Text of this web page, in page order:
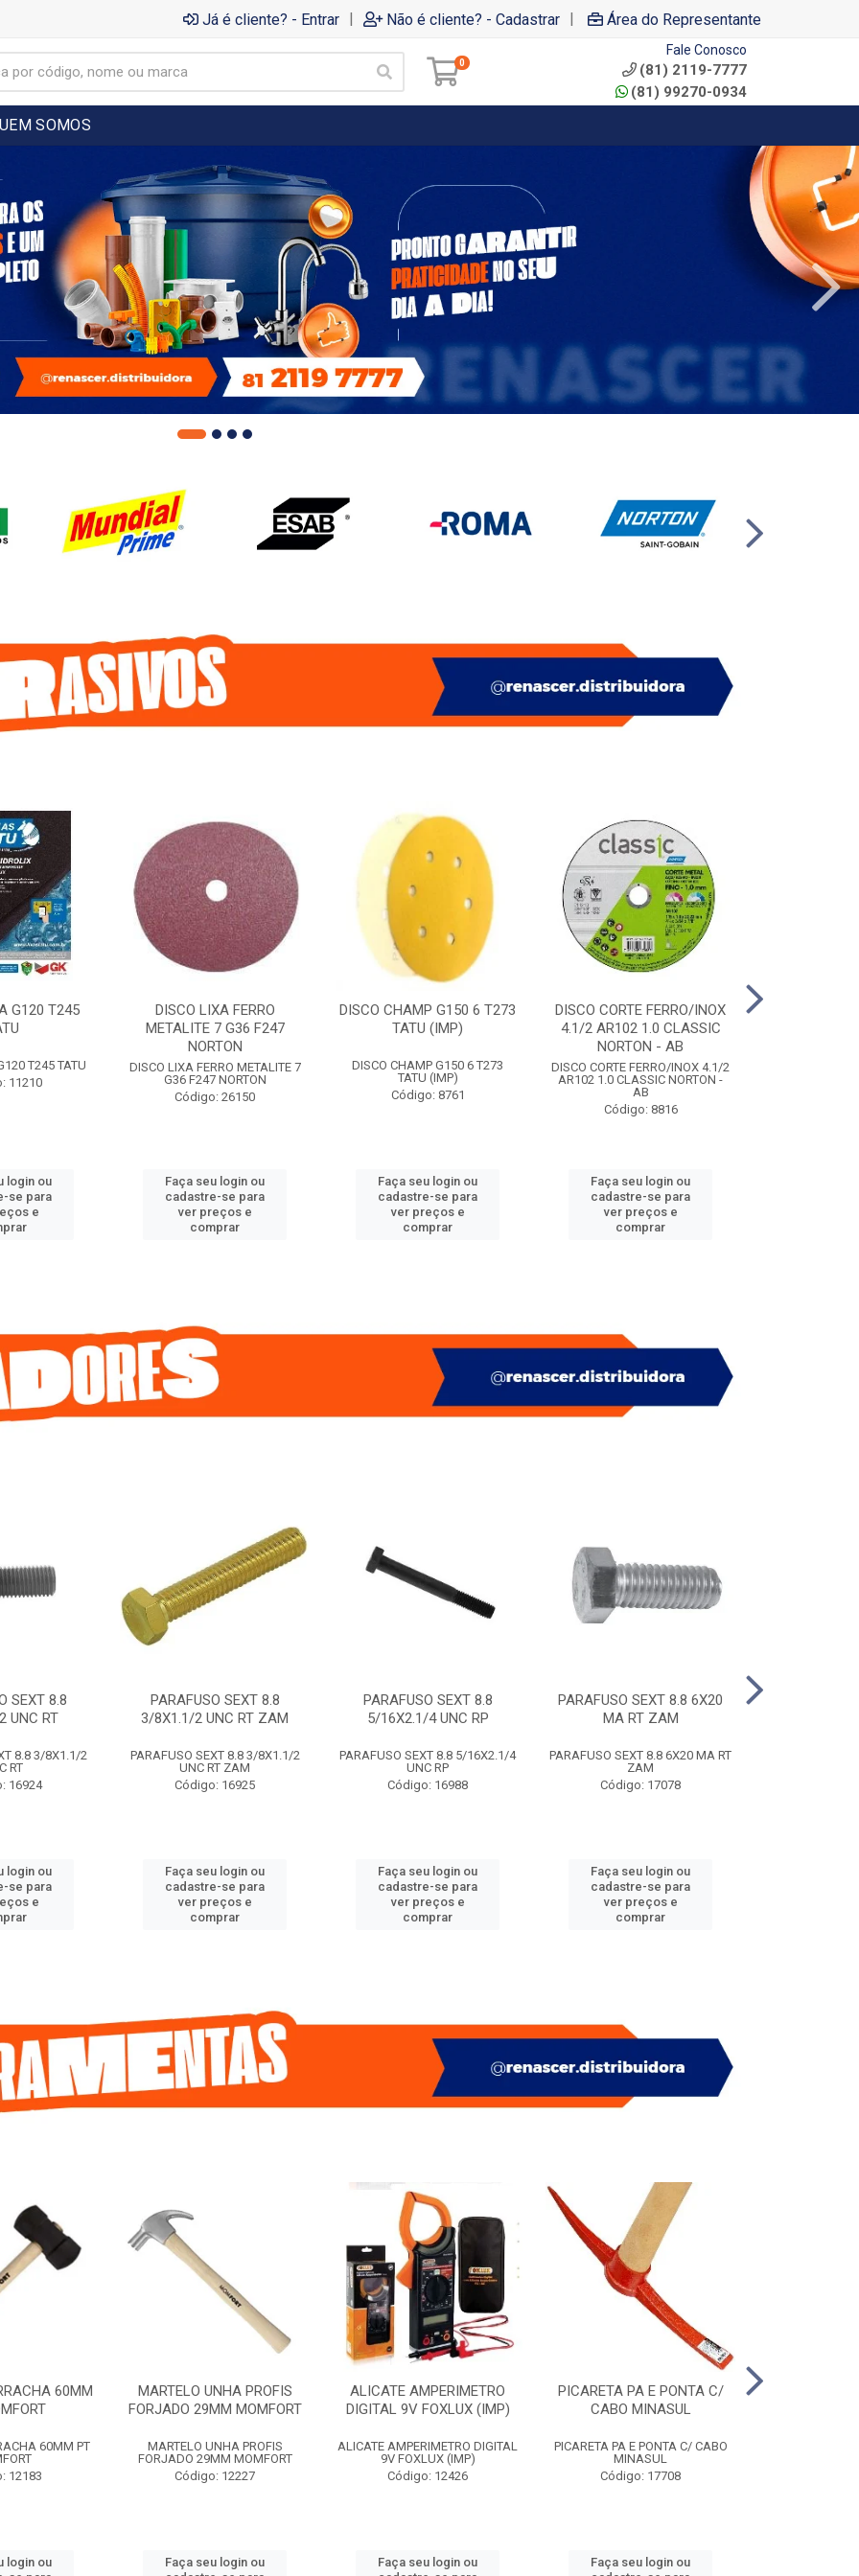
Já é cliente? - Entrar | Não é cliente? - Cadastrar | Área do Representante
0
Fale Conosco
(81) 2119-7777
(81) 99270-0934
SOMOS
G120 T245
T245 TATU
11210
login ou
se para
e
DISCO LIXA FERRO
METALITE 7 G36 F247
NORTON
DISCO LIXA FERRO METALITE 7
G36 F247 NORTON
Código: 26150
Faça seu login ou
cadastre-se para
ver preços e
comprar
DISCO CHAMP G150 6 T273
TATU (IMP)
DISCO CHAMP G150 6 T273
TATU (IMP)
Código: 8761
Faça seu login ou
cadastre-se para
ver preços e
comprar
DISCO CORTE FERRO/INOX
4.1/2 AR102 1.0 CLASSIC
NORTON - AB
DISCO CORTE FERRO/INOX 4.1/2
AR102 1.0 CLASSIC NORTON -
AB
Código: 8816
Faça seu login ou
cadastre-se para
ver preços e
comprar
SEXT 8.8
UNC RT
8.8 3/8X1.1/2
RT
16924
login ou
se para
e
PARAFUSO SEXT 8.8
3/8X1.1/2 UNC RT ZAM
PARAFUSO SEXT 8.8 3/8X1.1/2
UNC RT ZAM
Código: 16925
Faça seu login ou
cadastre-se para
ver preços e
comprar
PARAFUSO SEXT 8.8
5/16X2.1/4 UNC RP
PARAFUSO SEXT 8.8 5/16X2.1/4
UNC RP
Código: 16988
Faça seu login ou
cadastre-se para
ver preços e
comprar
PARAFUSO SEXT 8.8 6X20
MA RT ZAM
PARAFUSO SEXT 8.8 6X20 MA RT
ZAM
Código: 17078
Faça seu login ou
cadastre-se para
ver preços e
comprar
60MM
60MM PT
12183
login ou
MARTELO UNHA PROFIS
FORJADO 29MM MOMFORT
MARTELO UNHA PROFIS
FORJADO 29MM MOMFORT
Código: 12227
Faça seu login ou
ALICATE AMPERIMETRO
DIGITAL 9V FOXLUX (IMP)
ALICATE AMPERIMETRO DIGITAL
9V FOXLUX (IMP)
Código: 12426
Faça seu login ou
PICARETA PA E PONTA C/
CABO MINASUL
PICARETA PA E PONTA C/ CABO
MINASUL
Código: 17708
Faça seu login ou